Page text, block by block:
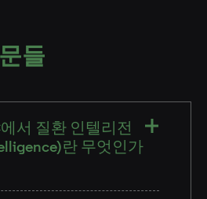
들
서 질환 인텔리전
란 무엇인가